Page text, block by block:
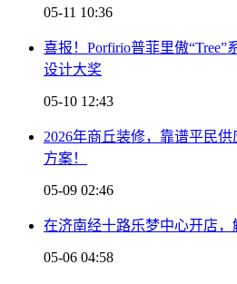
05-11 10:36
喜报！Porfirio普菲里傲“Tree”
设计大奖
05-10 12:43
2026年商丘装修，靠谱平民
方案！
05-09 02:46
在济南经十路乐梦中心开店，
05-06 04:58